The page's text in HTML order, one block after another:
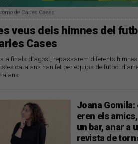
de Carles Cases
veus dels himnes del
Cases
a finals d'agost, repassarem diferents
catalans han fet per equips de futbol
Joana Gomila:
eren els
un bar, anar a
revista de